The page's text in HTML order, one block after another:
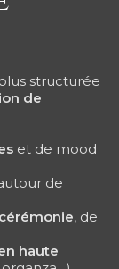
structurée
de
et de mood
de
, de
haute